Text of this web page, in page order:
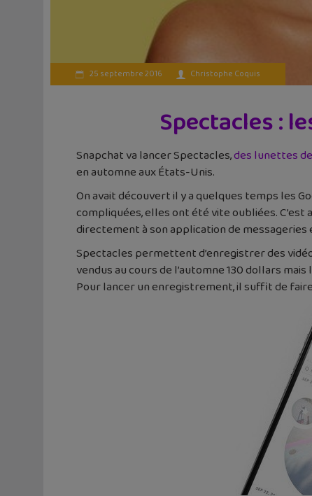
25 septembre 2016 Christophe Coquis
Spectacles :
Snapchat va lancer Spectacles,des lunettes
en automne aux États-Unis.
On avait découvert il y a quelques temps les
compliquées, elles ont été vite oubliées.
directement à son application de messageries
Spectacles permettent d’enregistrer des
vendus au cours de l’automne 130 dollars
Pour lancer un enregistrement, il suffit de